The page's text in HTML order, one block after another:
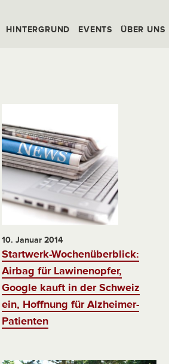
HINTERGRUND EVENTS ÜBER UNS
10. Januar 2014
Startwerk-Wochenüberblick:
Airbag für Lawinenopfer,
Google kauft in der Schweiz
ein, Hoffnung für Alzheimer-
Patienten